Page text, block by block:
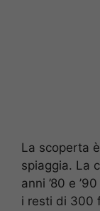
La scoperta
spiaggia. La
anni ’80 e
i resti di 300